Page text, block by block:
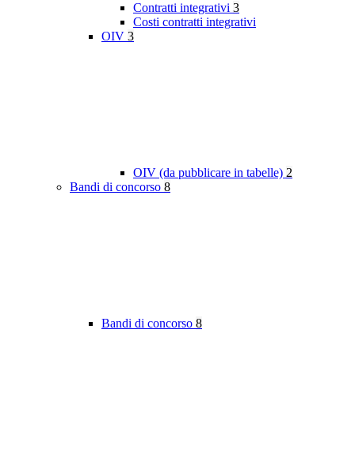
Contratti integrativi 3
Costi contratti integrativi
OIV 3
OIV (da pubblicare in tabelle) 2
Bandi di concorso 8
Bandi di concorso 8